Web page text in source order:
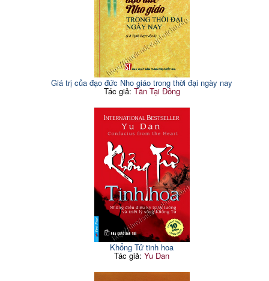
Giá trị của đạo đức Nho giáo trong thời đại ngày nay
Tác giả: Tần Tại Đông
Khổng Tử tinh hoa
Tác giả:Yu Dan